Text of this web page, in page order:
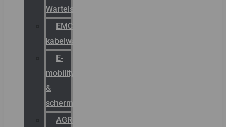
Wartels
EMC
kabelwartels
E-
mobility
&
schermstromen
AGRO